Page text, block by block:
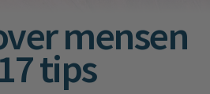
mensen
tips